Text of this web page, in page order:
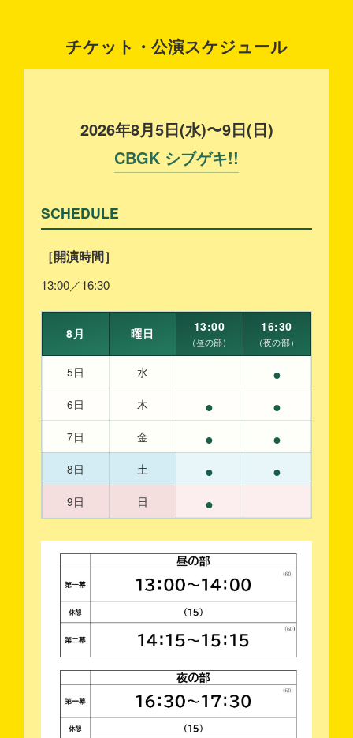
チケット・公演スケジュール
2026年8月5日(水)〜9日(日)
CBGK シブゲキ!!
SCHEDULE
［開演時間］
13:00／16:30
8月 曜日 13:00
（昼の部）
16:30
（夜の部）
5日 水 ●
6日 木 ● ●
7日 金 ● ●
8日 土 ● ●
9日 日 ●